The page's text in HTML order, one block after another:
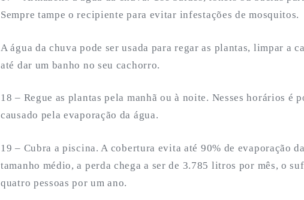
Sempre tampe o recipiente para evitar infestações de mosquitos.
A água da chuva pode ser usada para regar as plantas, limpar a
até dar um banho no seu cachorro.
18 – Regue as plantas pela manhã ou à noite. Nesses horários é
causado pela evaporação da água.
19 – Cubra a piscina. A cobertura evita até 90% de evaporação
tamanho médio, a perda chega a ser de 3.785 litros por mês, o
quatro pessoas por um ano.